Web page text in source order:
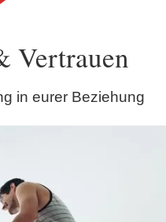
Vertrauen
in eurer Beziehung